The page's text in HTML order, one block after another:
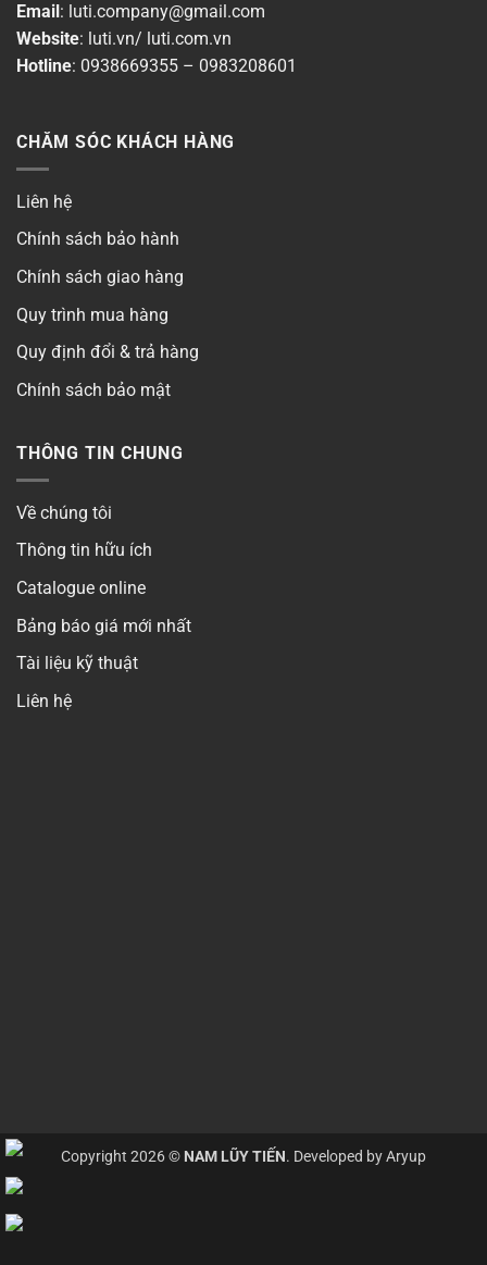
Email : luti.company@gmail.com
Website: luti.vn/ luti.com.vn
Hotline: 0938669355 – 0983208601
CHĂM SÓC KHÁCH HÀNG
Liên hệ
Chính sách bảo hành
Chính sách giao hàng
Quy trình mua hàng
Quy định đổi & trả hàng
Chính sách bảo mật
THÔNG TIN CHUNG
Về chúng tôi
Thông tin hữu ích
Catalogue online
Bảng báo giá mới nhất
Tài liệu kỹ thuật
Liên hệ
Copyright 2026 © NAM LŨY TIẾN. Developed byAryup